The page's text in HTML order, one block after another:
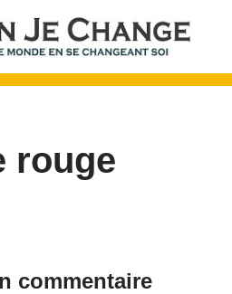
rouge
commentaire